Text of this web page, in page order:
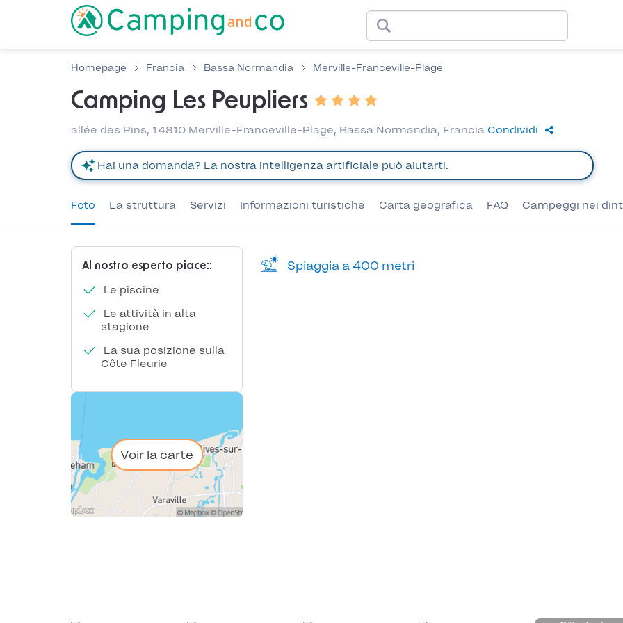
Homepage Francia Bassa Normandia Merville-Franceville-Plage
Camping Les Peupliers
allée des Pins, 14810 Merville-Franceville-Plage, Bassa Normandia, Francia Condividi
Foto La struttura Servizi Informazioni turistiche Carta geografica FAQ Campeggi nei
Al nostro esperto piace::
Le piscine
Le attività in alta
stagione
La sua posizione sulla
Côte Fleurie
Voir la carte
Spiaggia a 400 metri